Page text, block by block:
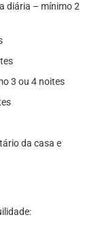
diária – mínimo 2
3 ou 4 noites
da casa e